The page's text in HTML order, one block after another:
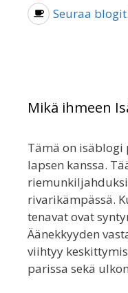
Seuraa
Mikä ihmeen
Tämä on isäblogi
lapsen kanssa.
rivarikämpässä.
tenavat ovat
Äänekkyyden
viihtyy
parissa sekä